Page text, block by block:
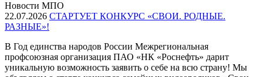
Новости МПО
22.07.2026 СТАРТУЕТ КОНКУРС «СВОИ. РОДНЫЕ.
РАЗНЫЕ»!
В Год единства народов России Межрегиональная
профсоюзная организация ПАО «НК «Роснефть» дарит
уникальную возможность заявить о себе на всю страну! Мы